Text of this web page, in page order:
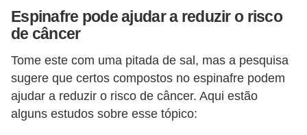
Espinafre pode ajudar a reduzir o risco
de câncer
Tome este com uma pitada de sal, mas a pesquisa
sugere que certos compostos no espinafre podem
ajudar a reduzir o risco de câncer. Aqui estão
alguns estudos sobre esse tópico: